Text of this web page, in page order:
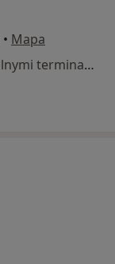
• Mapa
Brak dostępnych specjalistów z wolnymi terminami w tym centrum medycznym.